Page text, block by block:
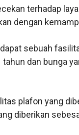
terhadap
dengan
sebuah
dan bunga
plafon yang
diberikan